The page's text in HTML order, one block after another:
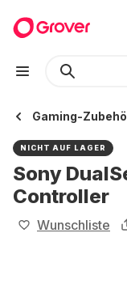
Gaming-
NICHT AUF LAGER
Sony
Controller
Wunschliste